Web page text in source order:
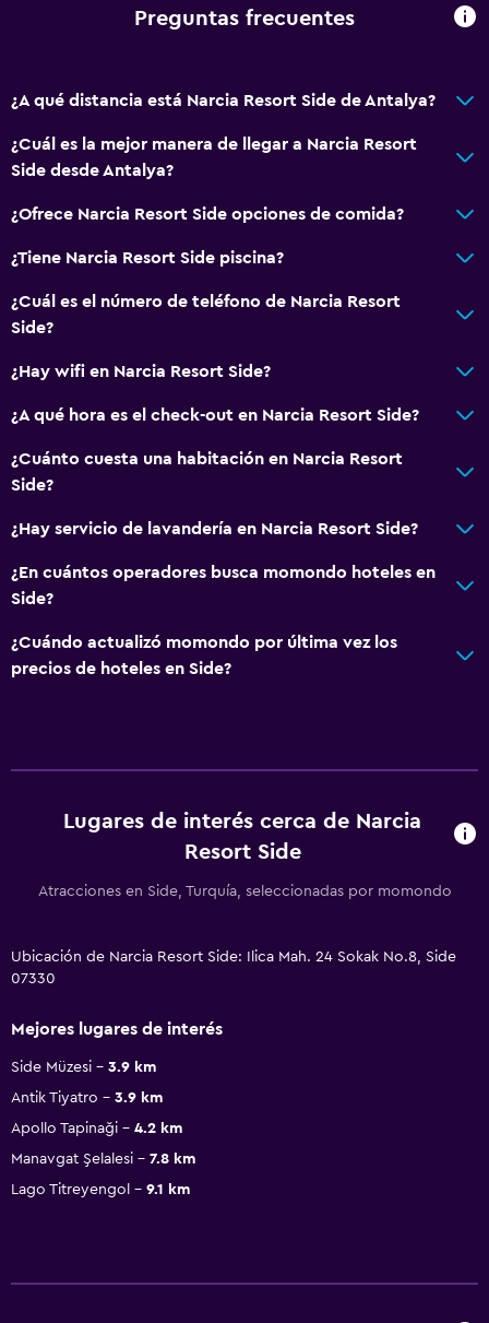
Preguntas frecuentes
¿A qué distancia está Narcia Resort Side de Antalya?
¿Cuál es la mejor manera de llegar a Narcia Resort
Side desde Antalya?
¿Ofrece Narcia Resort Side opciones de comida?
¿Tiene Narcia Resort Side piscina?
¿Cuál es el número de teléfono de Narcia Resort
Side?
¿Hay wifi en Narcia Resort Side?
¿A qué hora es el check-out en Narcia Resort Side?
¿Cuánto cuesta una habitación en Narcia Resort
Side?
¿Hay servicio de lavandería en Narcia Resort Side?
¿En cuántos operadores busca momondo hoteles en
Side?
¿Cuándo actualizó momondo por última vez los
precios de hoteles en Side?
Lugares de interés cerca de Narcia
Resort Side
Atracciones en Side, Turquía, seleccionadas por momondo
Ubicación de Narcia Resort Side: Ilica Mah. 24 Sokak No.8, Side
07330
Mejores lugares de interés
Side Müzesi
3.9 km
Antik Tiyatro
3.9 km
Apollo Tapinaği
4.2 km
Manavgat Şelalesi
7.8 km
Lago Titreyengol
9.1 km